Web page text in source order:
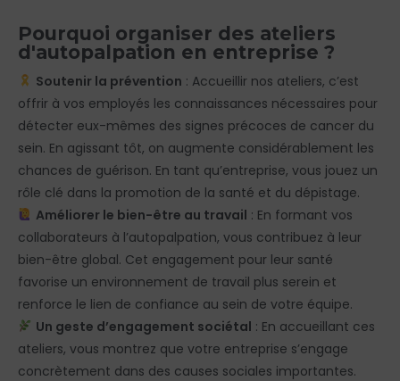
Pourquoi organiser des ateliers
d'autopalpation en entreprise ?
Soutenir la prévention : Accueillir nos ateliers, c’est
offrir à vos employés les connaissances nécessaires pour
détecter eux-mêmes des signes précoces de cancer du
sein. En agissant tôt, on augmente considérablement les
chances de guérison. En tant qu’entreprise, vous jouez un
rôle clé dans la promotion de la santé et du dépistage.
Améliorer le bien-être au travail : En formant vos
collaborateurs à l’autopalpation, vous contribuez à leur
bien-être global. Cet engagement pour leur santé
favorise un environnement de travail plus serein et
renforce le lien de confiance au sein de votre équipe.
Un geste d’engagement sociétal : En accueillant ces
ateliers, vous montrez que votre entreprise s’engage
concrètement dans des causes sociales importantes.